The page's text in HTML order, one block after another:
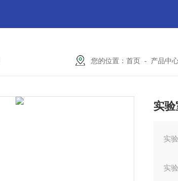
您的位置：首页 - 产品中
实
实
实